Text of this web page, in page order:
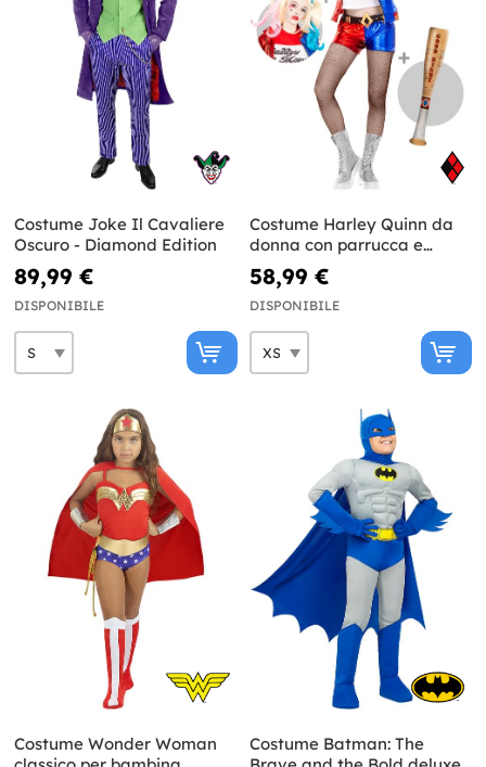
Costume Joke Il Cavaliere
Oscuro - Diamond Edition
89,99 €
DISPONIBILE
Costume Harley Quinn da
donna con parrucca e
mazza gonfiabile - Suicide
Squad
58,99 €
DISPONIBILE
Costume Wonder Woman
Costume Batman: The